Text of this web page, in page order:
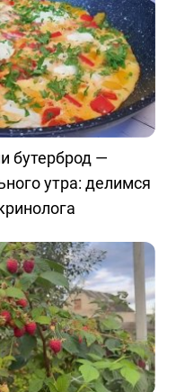
бутерброд —
утра: делимся